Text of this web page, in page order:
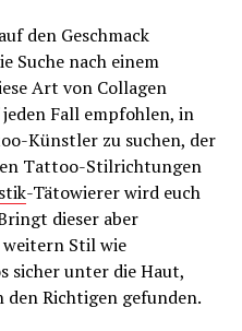
den Geschmack
Suche nach einem
Art von Collagen
Fall empfohlen, in
Künstler zu suchen, der
Tattoo-Stilrichtungen
-Tätowierer wird euch
dieser aber
Stil wie
sicher unter die Haut,
Richtigen gefunden.